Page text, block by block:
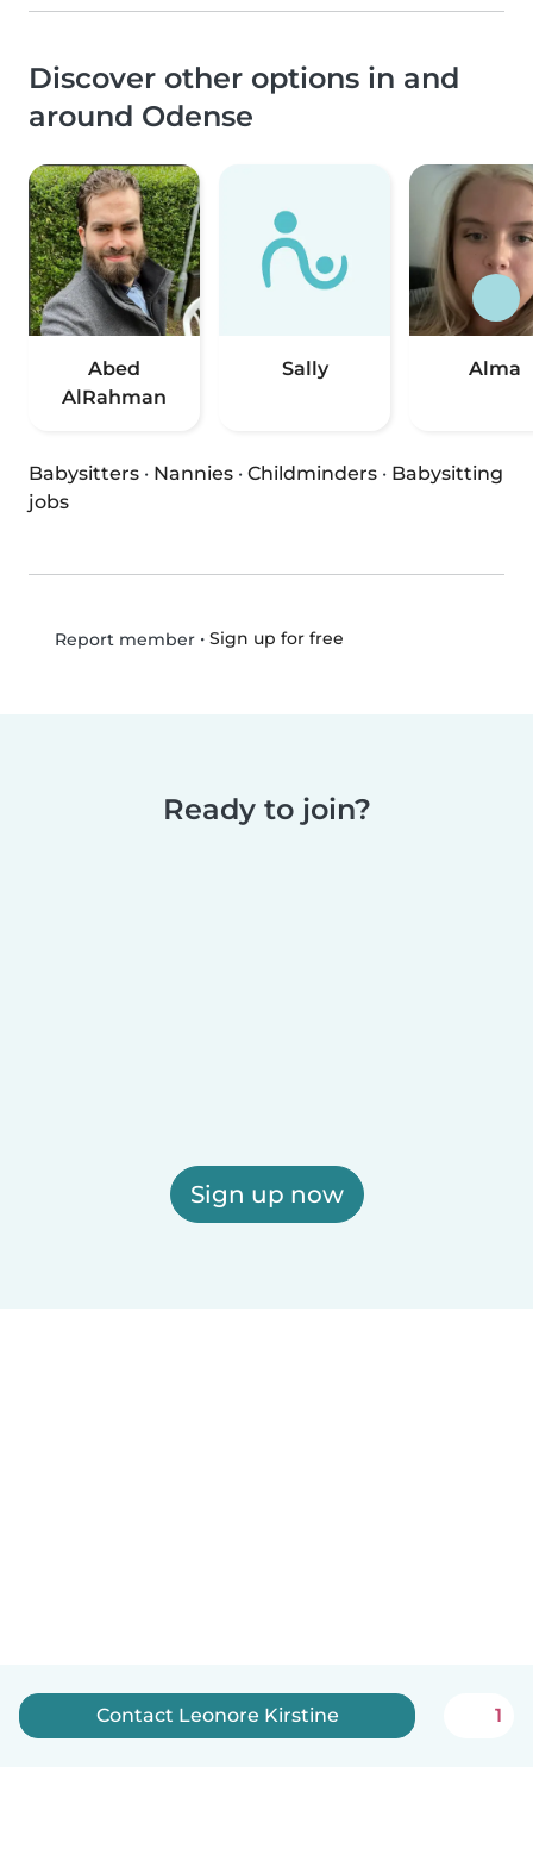
Discover other options in and
around Odense
Abed
AlRahman
Sally Alma
Babysitters · Nannies · Childminders · Babysitting
jobs
Report member• Sign up for free
Ready to join?
Sign up now
Contact Leonore Kirstine 1